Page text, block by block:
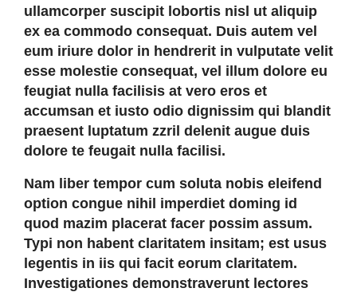
ullamcorper suscipit lobortis nisl ut aliquip
ex ea commodo consequat. Duis autem vel
eum iriure dolor in hendrerit in vulputate velit
esse molestie consequat, vel illum dolore eu
feugiat nulla facilisis at vero eros et
accumsan et iusto odio dignissim qui blandit
praesent luptatum zzril delenit augue duis
dolore te feugait nulla facilisi.
Nam liber tempor cum soluta nobis eleifend
option congue nihil imperdiet doming id
quod mazim placerat facer possim assum.
Typi non habent claritatem insitam; est usus
legentis in iis qui facit eorum claritatem.
Investigationes demonstraverunt lectores